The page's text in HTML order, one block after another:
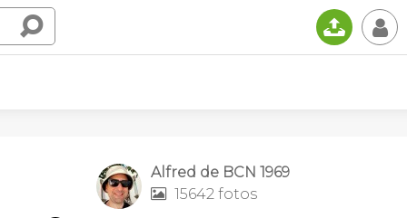
📤 👤
Alfred de BCN 1969
 15642 fotos